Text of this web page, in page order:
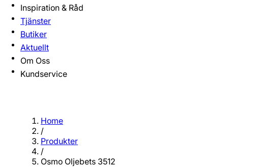
Inspiration & Råd
Tjänster
Butiker
Aktuellt
Om Oss
Kundservice
Home
/
Produkter
/
Osmo Oljebets 3512